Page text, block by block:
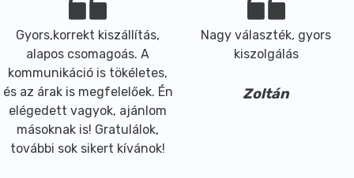
Gyors,korrekt kiszállítás,
alapos csomagoás. A
kommunikáció is tökéletes,
és az árak is megfelelőek. Én
elégedett vagyok, ajánlom
másoknak is! Gratulálok,
további sok sikert kívánok!
Nagy választék, gyors
kiszolgálás
Zoltán